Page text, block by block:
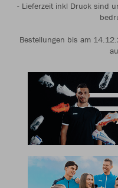
- Lieferzeit inkl Druck sind
Bestellungen bis am